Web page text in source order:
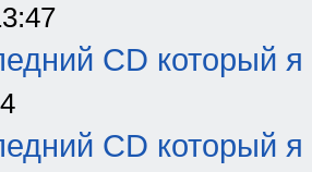
CD который я
CD который я